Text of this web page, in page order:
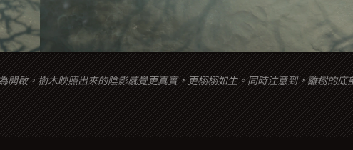
啟，樹木映照出來的陰影感覺更真實，更栩栩如生。同時注意到，離樹的底